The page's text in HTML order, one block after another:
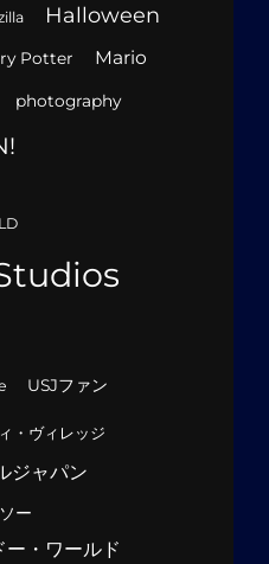
Halloween
Potter Mario
photography
USJファン
・ヴィレッジ
ジャパン
ー
ー・ワールド